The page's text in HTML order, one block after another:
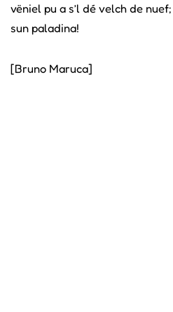
vëniel pu a s’l dé velch de
sun paladina!
[Bruno Maruca]